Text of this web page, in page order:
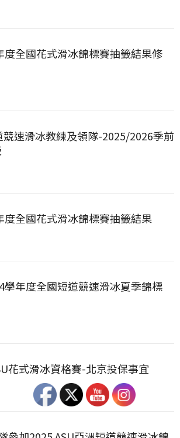
度全國花式滑冰錦標賽抽籤結果修
競速滑冰教練及領隊-2025/2026季前
度全國花式滑冰錦標賽抽籤結果
學年度全國短道競速滑冰夏季錦標
花式滑冰資格賽-北京投保事宜